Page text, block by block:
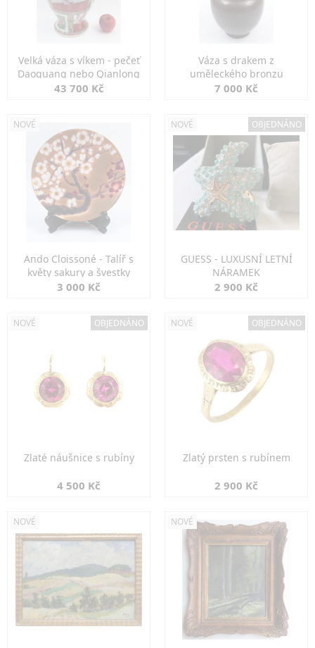
Velká váza s víkem - pečeť
Daoguang nebo Qianlong
43 700 Kč
Váza s drakem z
uměleckého bronzu
7 000 Kč
NOVÉ
Ando Cloissoné - Talíř s
květy sakury a švestky
3 000 Kč
NOVÉ OBJEDNÁNO
GUESS - LUXUSNÍ LETNÍ
NÁRAMEK
2 900 Kč
NOVÉ OBJEDNÁNO
Zlaté náušnice s rubíny
4 500 Kč
NOVÉ OBJEDNÁNO
Zlatý prsten s rubínem
2 900 Kč
NOVÉ NOVÉ